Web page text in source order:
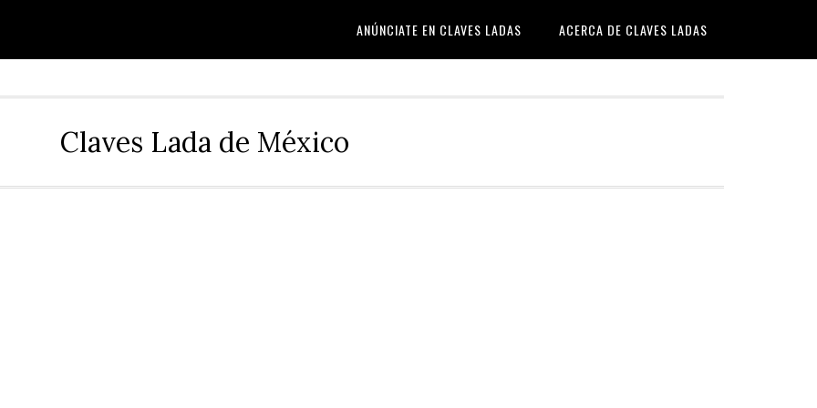
ANÚNCIATE EN CLAVES LADAS ACERCA DE CLAVES LADAS
Claves Lada de México